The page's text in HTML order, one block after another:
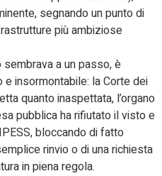
segnando un punto di
più ambiziose
a un passo, è
insormontabile: la Corte dei
quanto inaspettata, l’organo
pubblica ha rifiutato il visto e
bloccando di fatto
rinvio o di una richiesta
in piena regola.